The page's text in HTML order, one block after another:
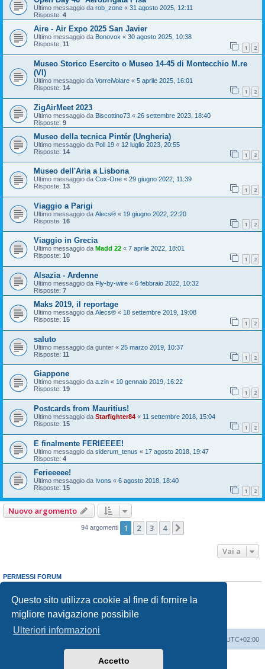
Questo sito utilizza cookie al fine di fornire la
migliore navigazione possibile
Ulteriori informazioni
Accetto
Ultimo messaggio da rob_zone « 31 agosto 2025, 12:11
Risposte: 4
Aire - Air Expo 2025 San Javier
Ultimo messaggio da Bonovox « 30 agosto 2025, 10:38
Risposte: 11 1 2
Museo Storico Esercito o Museo 14-45 di Montecchio M.re
(VI)
Ultimo messaggio da VorreiVolare « 5 aprile 2025, 16:01
Risposte: 14 1 2
ZigAirMeet 2023
Ultimo messaggio da Biscottino73 « 26 settembre 2023, 18:40
Risposte: 9
Museo della tecnica Pintér (Ungheria)
Ultimo messaggio da Poli 19 « 12 luglio 2023, 20:55
Risposte: 14 1 2
Museo dell'Aria a Lisbona
Ultimo messaggio da Cox-One « 29 giugno 2022, 11:39
Risposte: 13 1 2
Viaggio a Parigi
Ultimo messaggio da Alecs® « 19 giugno 2022, 22:20
Risposte: 16 1 2
Viaggio in Grecia
Ultimo messaggio da Madd 22 « 7 aprile 2022, 18:01
Risposte: 10 1 2
Alsazia - Ardenne
Ultimo messaggio da Fly-by-wire « 6 febbraio 2022, 10:32
Risposte: 7
Maks 2019, il reportage
Ultimo messaggio da Alecs® « 18 settembre 2019, 19:08
Risposte: 15 1 2
saluto
Ultimo messaggio da gunter « 25 marzo 2019, 10:37
Risposte: 11 1 2
Giappone
Ultimo messaggio da a.zin « 10 gennaio 2019, 16:22
Risposte: 19 1 2
Postcards from Mauritius!
Ultimo messaggio da Starfighter84 « 11 settembre 2018, 15:04
Risposte: 15 1 2
E finalmente FERIEEEE!
Ultimo messaggio da siderum_tenus « 17 agosto 2018, 19:47
Risposte: 4
Ferieeeee!
Ultimo messaggio da Ivons « 6 agosto 2018, 18:40
Risposte: 15 1 2
Nuovo argomento
94 argomenti 1 2 3 4
Vai a
PERMESSI FORUM
Non puoi
rispondere negli argomenti
Non puoimodificare i tuoi messaggi
Non puoicancellare i tuoi messaggi
Non puoi
inviare allegati
UTC+02:00
phpBB® Forum Software © phpBB Limited